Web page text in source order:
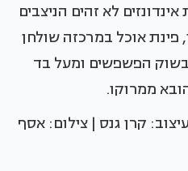
לא זהים הניצבים
פינת אוכל במרכזה שולחן
בשוק הפשפשים ומעל בד
ממרוקו.
קרן גנס | צילום: אסף